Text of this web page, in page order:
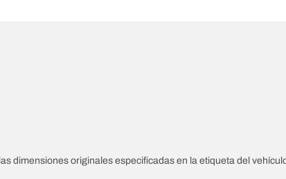
dimensiones originales especificadas en la etiqueta del